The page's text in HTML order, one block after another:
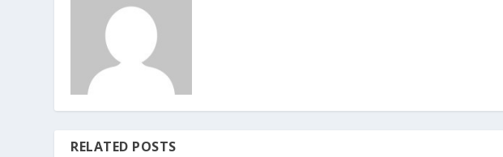
RELATED POSTS